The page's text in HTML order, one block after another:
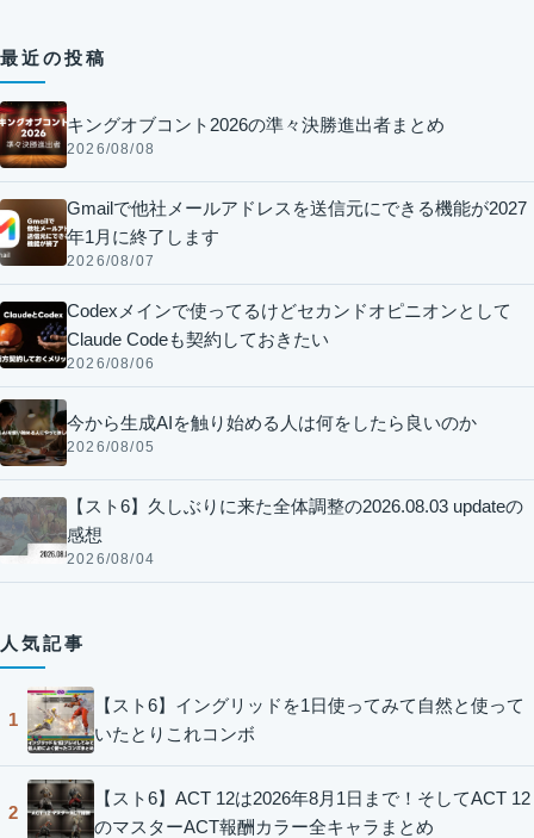
最近の投稿
キングオブコント2026の準々決勝進出者まとめ
2026/08/08
Gmailで他社メールアドレスを送信元にできる機能が2027
年1月に終了します
2026/08/07
Codexメインで使ってるけどセカンドオピニオンとして
Claude Codeも契約しておきたい
2026/08/06
今から生成AIを触り始める人は何をしたら良いのか
2026/08/05
【スト6】久しぶりに来た全体調整の2026.08.03 updateの
感想
2026/08/04
人気記事
1
【スト6】イングリッドを1日使ってみて自然と使って
いたとりこれコンボ
2
【スト6】ACT 12は2026年8月1日まで！そしてACT 12
のマスターACT報酬カラー全キャラまとめ